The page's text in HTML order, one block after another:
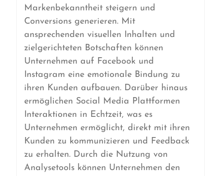
Markenbekanntheit steigern und
Conversions generieren. Mit
ansprechenden visuellen Inhalten und
zielgerichteten Botschaften können
Unternehmen auf Facebook und
Instagram eine emotionale Bindung zu
ihren Kunden aufbauen. Darüber hinaus
ermöglichen Social Media Plattformen
Interaktionen in Echtzeit, was es
Unternehmen ermöglicht, direkt mit ihren
Kunden zu kommunizieren und Feedback
zu erhalten. Durch die Nutzung von
Analysetools können Unternehmen den